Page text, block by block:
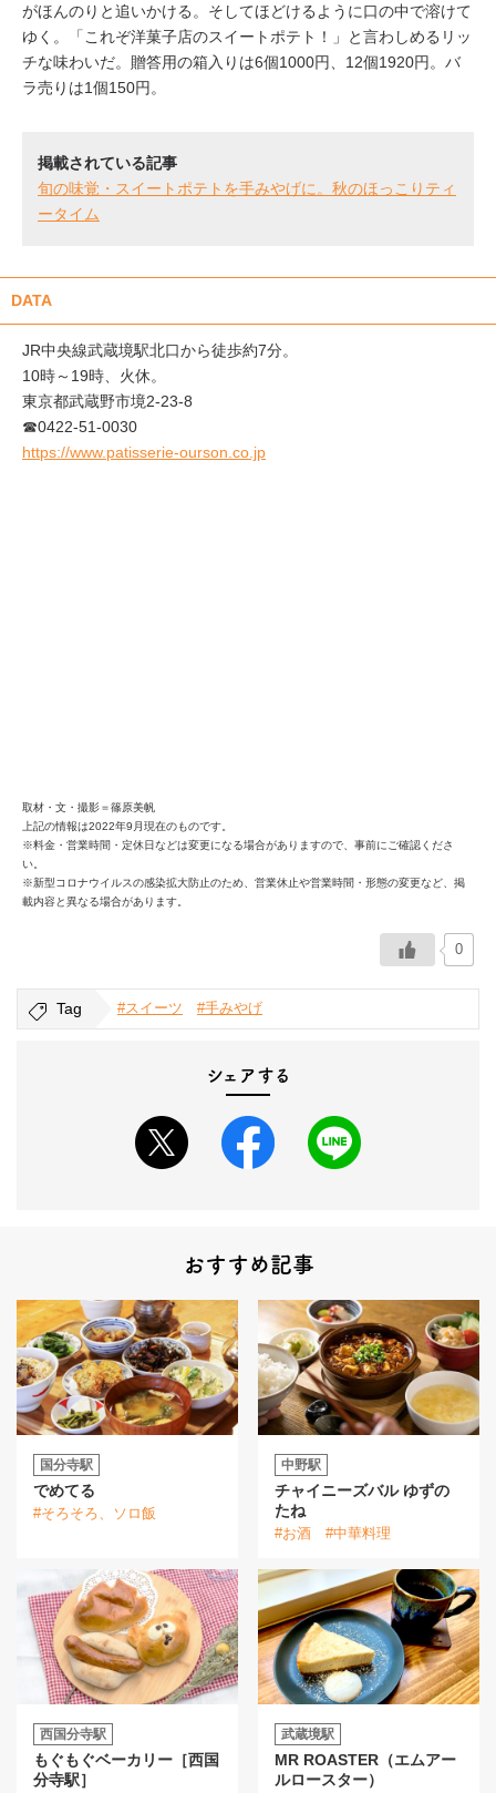
がほんのりと追いかける。そしてほどけるように口の中で溶けて
ゆく。「これぞ洋菓子店のスイートポテト！」と言わしめるリッ
チな味わいだ。贈答用の箱入りは6個1000円、12個1920円。バ
ラ売りは1個150円。
掲載されている記事
旬の味覚・スイートポテトを手みやげに。秋のほっこりティ
ータイム
DATA
JR中央線武蔵境駅北口から徒歩約7分。
10時～19時、火休。
東京都武蔵野市境2-23-8
☎0422-51-0030
https://www.patisserie-ourson.co.jp
取材・文・撮影＝篠原美帆
上記の情報は2022年9月現在のものです。
※料金・営業時間・定休日などは変更になる場合がありますので、事前にご確認くださ
い。
※新型コロナウイルスの感染拡大防止のため、営業休止や営業時間・形態の変更など、掲
載内容と異なる場合があります。
0
Tag #スイーツ #手みやげ
シェアする
おすすめ記事
国分寺駅
でめてる
#そろそろ、ソロ飯
中野駅
チャイニーズバル ゆずの
たね
#お酒 #中華料理
西国分寺駅
もぐもぐベーカリー［西国
分寺駅］
武蔵境駅
MR ROASTER（エムアー
ルロースター）